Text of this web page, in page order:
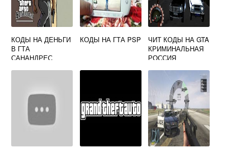
КОДЫ НА ДЕНЬГИ
В ГТА
САНАНДРЕС
КОДЫ НА ГТА PSP
ЧИТ КОДЫ НА GTA
КРИМИНАЛЬНАЯ
РОССИЯ